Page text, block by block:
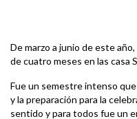
De marzo a junio de este
de cuatro meses en las casa
Fue un semestre intenso
y la preparación para la
sentido y para todos fue un